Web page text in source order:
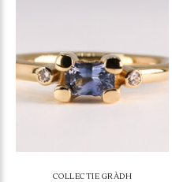
COLLECTIE GRÀDH